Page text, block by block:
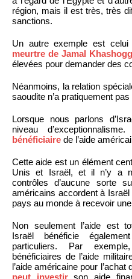
région, mais il est très, très
sanctions.
Un autre exemple est celui
meurtre de Jamal
élevées pour demander des
Néanmoins, la relation
saoudite n’a pratiquement
Lorsque nous parlons
niveau
bénéficiaire de l’aide
Cette aide est un élément
Unis et Israël, et il n’y a
contrôles d’aucune sorte
américains accordent à
pays au monde à recevoir
Non seulement l’aide est
Israël bénéficie
particuliers. Par
bénéficiaires de l’aide
l’aide américaine pour
peut investirson aide